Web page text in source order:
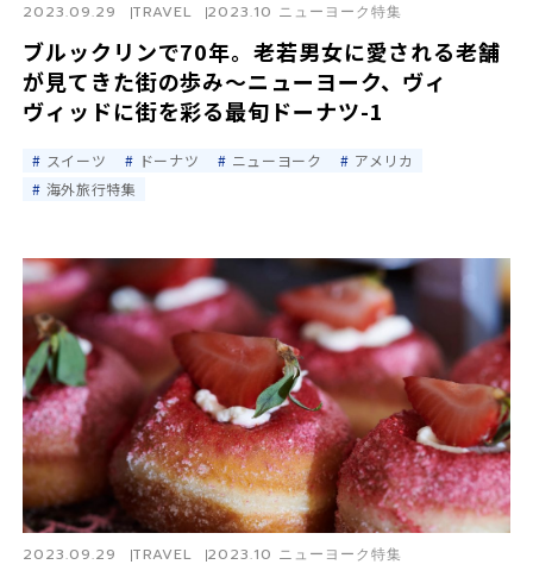
ブルックリンで70年。老若男女に愛される老舗
が見てきた街の歩み〜ニューヨーク、ヴィ
ヴィッドに街を彩る最旬ドーナツ-1
2023.09.29 TRAVEL 2023.10 ニューヨーク特集
スイーツ ドーナツ ニューヨーク
アメリカ
海外旅行特集
2023.09.29 TRAVEL 2023.10 ニューヨーク特集